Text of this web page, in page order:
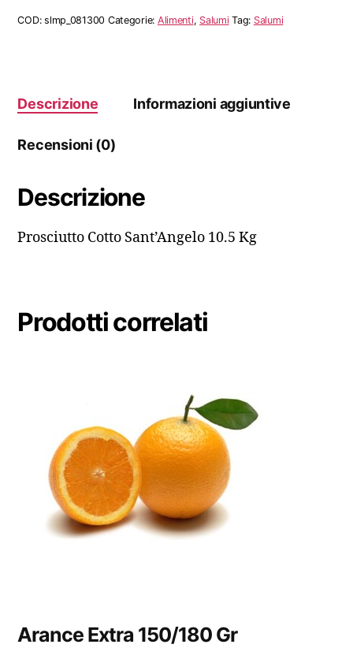
COD:slmp_081300 Categorie: Alimenti, Salumi Tag: Salumi
Descrizione Informazioni aggiuntive
Recensioni (0)
Descrizione
Prosciutto Cotto Sant’Angelo 10.5 Kg
Prodotti correlati
Arance Extra 150/180 Gr